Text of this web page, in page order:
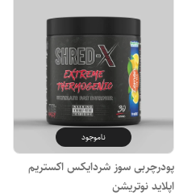
ناموجود
پودرچربی سوز شردایکس اکستریم
اپلاید نوتریشن